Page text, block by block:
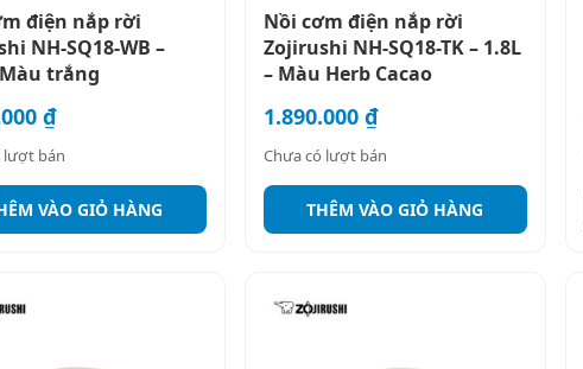
điện nắp rời
NH-SQ18-WB –
Màu trắng
₫
lượt bán
VÀO GIỎ HÀNG
Nồi cơm điện nắp rời
Zojirushi NH-SQ18-TK – 1.8L
– Màu Herb Cacao
1.890.000 ₫
Chưa có lượt bán
THÊM VÀO GIỎ HÀNG